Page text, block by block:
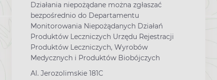
Działania niepożądane można zgłaszać
bezpośrednio do Departamentu
Monitorowania Niepożądanych Działań
Produktów Leczniczych Urzędu Rejestracji
Produktów Leczniczych, Wyrobów
Medycznych i Produktów Biobójczych
Al. Jerozolimskie 181C